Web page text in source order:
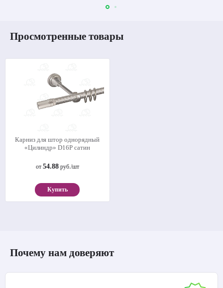
Просмотренные товары
Карниз для штор однорядный
«Цилиндр» D16Р сатин
от 54.88руб./шт
Купить
Почему нам доверяют